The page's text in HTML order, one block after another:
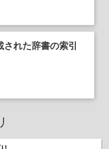
された辞書の索引